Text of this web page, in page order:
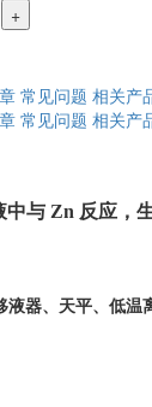
+
常见问题 相关产
常见问题 相关产
中与 Zn 反应，
器、天平、低温